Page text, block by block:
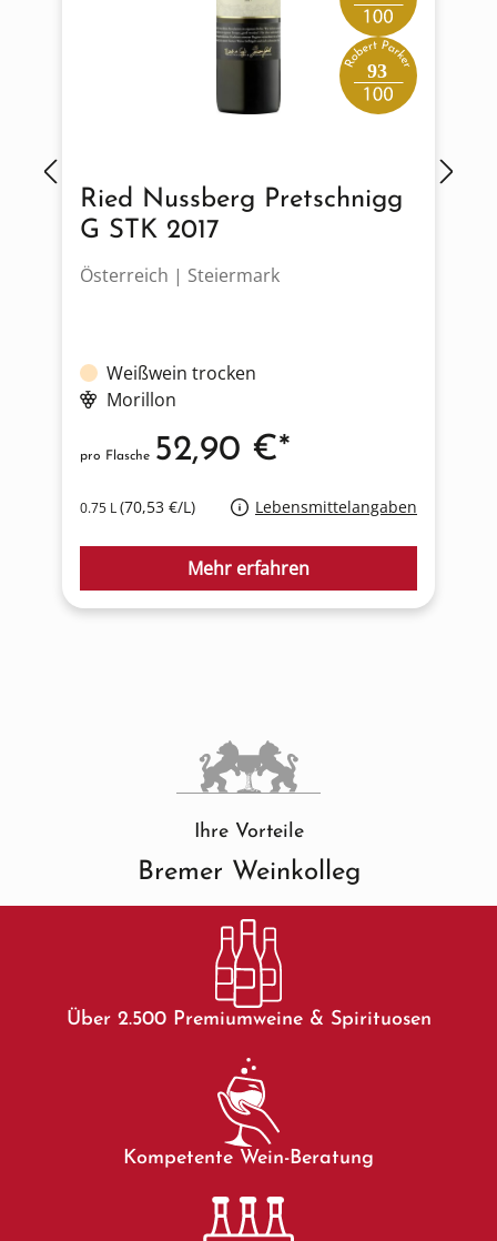
93
Ried Nussberg Pretschnigg
G STK 2017
Österreich | Steiermark
Weißwein trocken
Morillon
0.75 L(70,53 €/L) Lebensmittelangaben
pro Flasche 52,90 €*
Mehr erfahren
Ihre Vorteile
Bremer Weinkolleg
Über 2.500 Premiumweine & Spirituosen
Kompetente Wein-Beratung